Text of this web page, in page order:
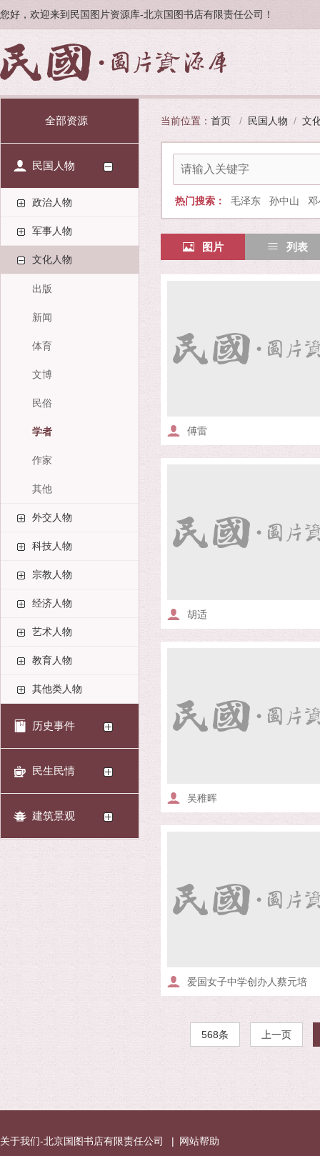
您好，欢迎来到民国图片资源库-北京国图书店有限责任公司！
全部资源
民国人物
政治人物
军事人物
文化人物
出版
新闻
体育
文博
民俗
学者
作家
其他
外交人物
科技人物
宗教人物
经济人物
艺术人物
教育人物
其他类人物
历史事件
民生民情
建筑景观
当前位置： 首页 / 民国人物 / 文
热门搜索： 毛泽东 孙中山
图片 列表
傅雷
胡适
吴稚晖
爱国女子中学创办人蔡元培
568条 上一页
关于我们-北京国图书店有限责任公司 | 网站帮助